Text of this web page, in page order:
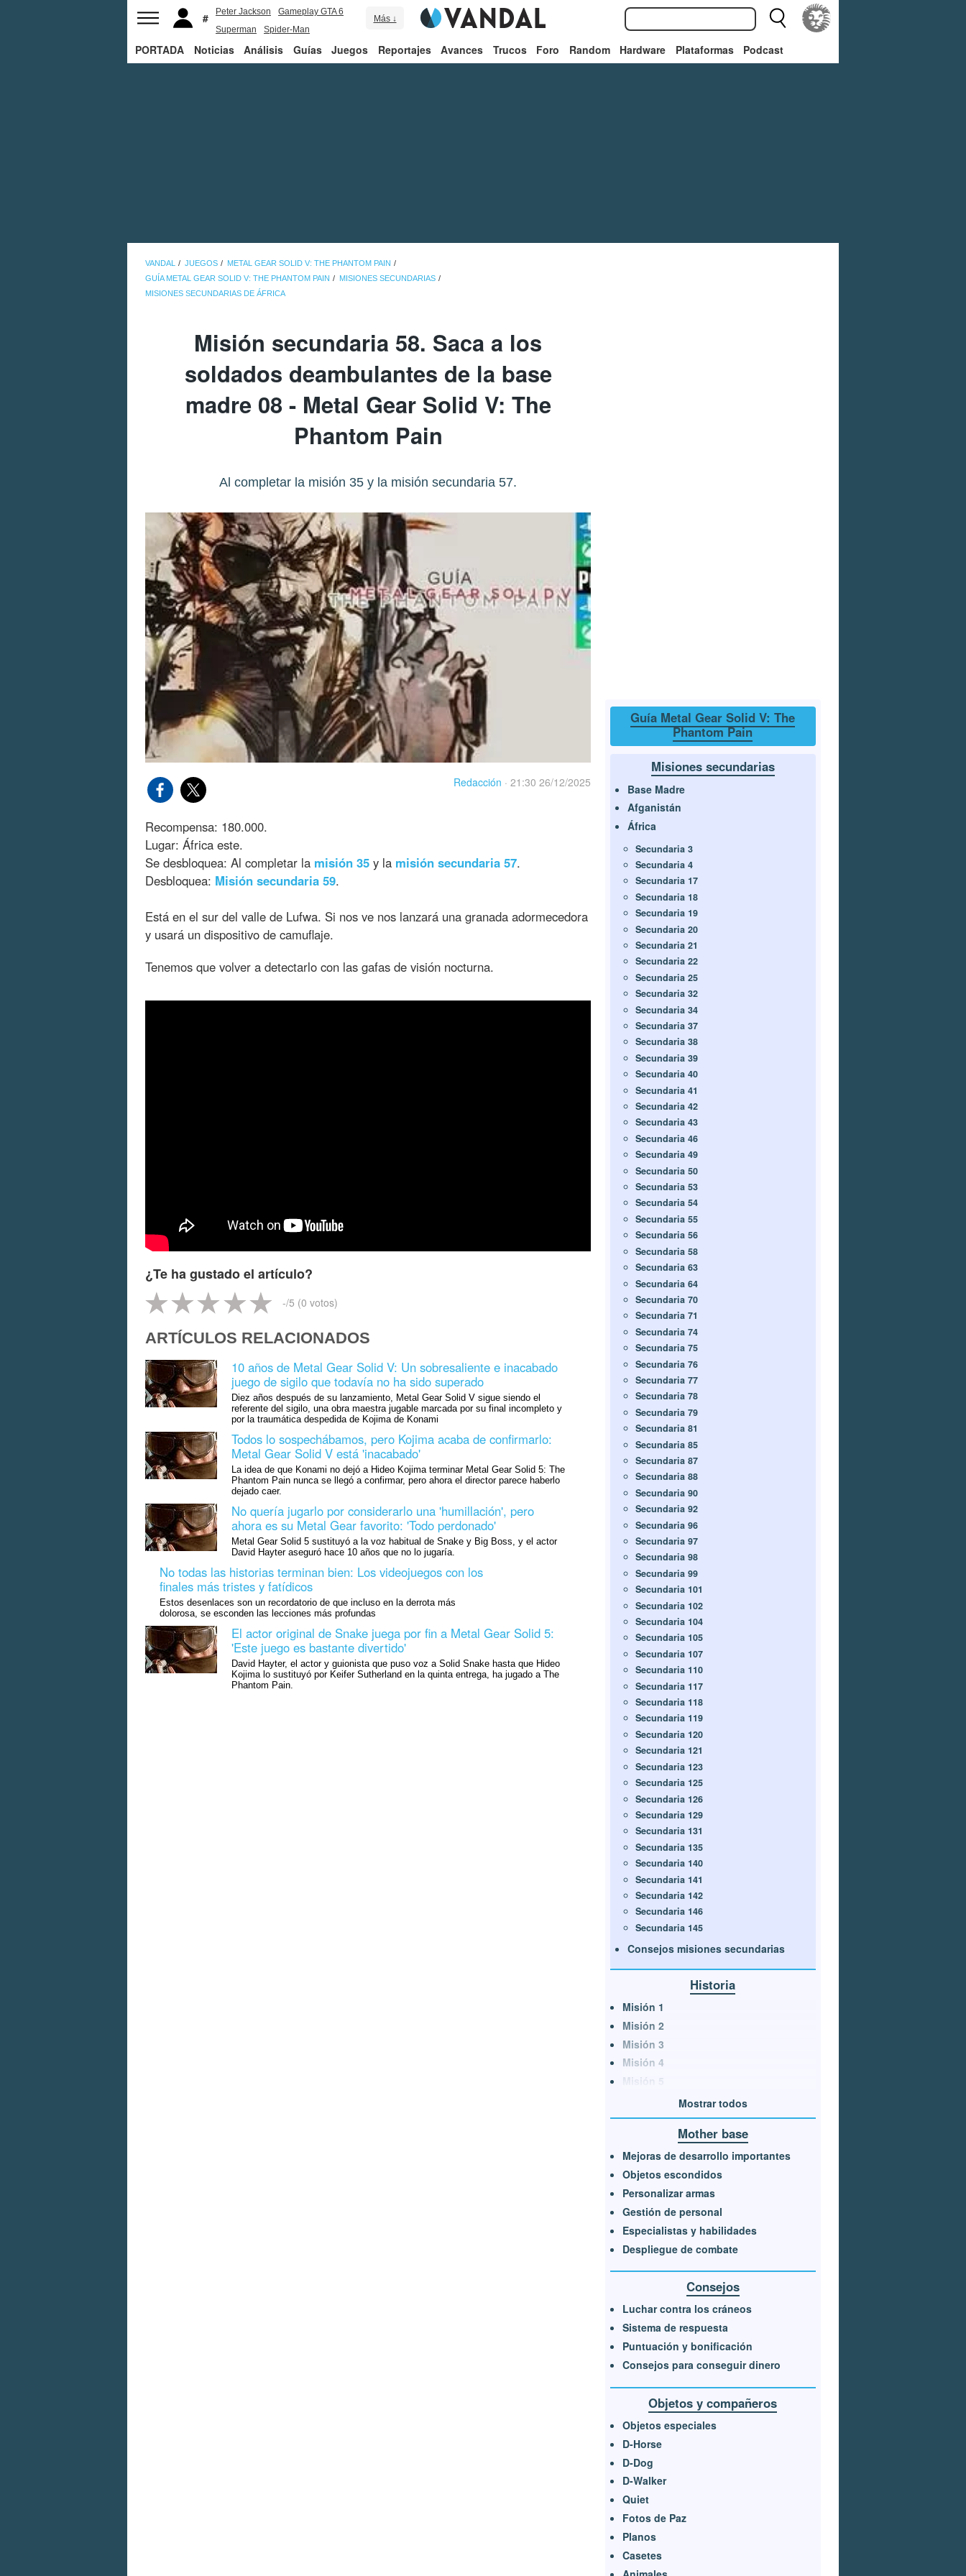
Peter Jackson
Gameplay GTA 6
Superman
Spider-Man
Más ↓
PORTADA Noticias Análisis Guías Juegos Reportajes Avances Trucos Foro Random Hardware Plataformas Podcast
VANDAL JUEGOS
METAL GEAR SOLID V: THE PHANTOM PAIN
GUÍA METAL GEAR SOLID V: THE PHANTOM PAIN
MISIONES SECUNDARIAS
MISIONES SECUNDARIAS DE ÁFRICA
Misión secundaria 58. Saca a los
soldados deambulantes de la base
madre 08 - Metal Gear Solid V: The
Phantom Pain
Al completar la misión 35 y la misión secundaria 57.
Redacción · 21:30 26/12/2025
Recompensa: 180.000.
Lugar: África este.
Se desbloquea: Al completar la misión 35 y la misión secundaria 57.
Desbloquea: Misión secundaria 59.
Está en el sur del valle de Lufwa. Si nos ve nos lanzará una granada adormecedora
y usará un dispositivo de camuflaje.
Tenemos que volver a detectarlo con las gafas de visión nocturna.
¿Te ha gustado el artículo?
-/5 (0 votos)
ARTÍCULOS RELACIONADOS
10 años de Metal Gear Solid V: Un sobresaliente e inacabado
juego de sigilo que todavía no ha sido superado
Diez años después de su lanzamiento, Metal Gear Solid V sigue siendo el
referente del sigilo, una obra maestra jugable marcada por su final incompleto y
por la traumática despedida de Kojima de Konami
Todos lo sospechábamos, pero Kojima acaba de confirmarlo:
Metal Gear Solid V está 'inacabado'
La idea de que Konami no dejó a Hideo Kojima terminar Metal Gear Solid 5: The
Phantom Pain nunca se llegó a confirmar, pero ahora el director parece haberlo
dejado caer.
No quería jugarlo por considerarlo una 'humillación', pero
ahora es su Metal Gear favorito: 'Todo perdonado'
Metal Gear Solid 5 sustituyó a la voz habitual de Snake y Big Boss, y el actor
David Hayter aseguró hace 10 años que no lo jugaría.
No todas las historias terminan bien: Los videojuegos con los
finales más tristes y fatídicos
Estos desenlaces son un recordatorio de que incluso en la derrota más
dolorosa, se esconden las lecciones más profundas
El actor original de Snake juega por fin a Metal Gear Solid 5:
'Este juego es bastante divertido'
David Hayter, el actor y guionista que puso voz a Solid Snake hasta que Hideo
Kojima lo sustituyó por Keifer Sutherland en la quinta entrega, ha jugado a The
Phantom Pain.
Guía Metal Gear Solid V: The
Phantom Pain
Misiones secundarias
Base Madre
Afganistán
África
Secundaria 3
Secundaria 4
Secundaria 17
Secundaria 18
Secundaria 19
Secundaria 20
Secundaria 21
Secundaria 22
Secundaria 25
Secundaria 32
Secundaria 34
Secundaria 37
Secundaria 38
Secundaria 39
Secundaria 40
Secundaria 41
Secundaria 42
Secundaria 43
Secundaria 46
Secundaria 49
Secundaria 50
Secundaria 53
Secundaria 54
Secundaria 55
Secundaria 56
Secundaria 58
Secundaria 63
Secundaria 64
Secundaria 70
Secundaria 71
Secundaria 74
Secundaria 75
Secundaria 76
Secundaria 77
Secundaria 78
Secundaria 79
Secundaria 81
Secundaria 85
Secundaria 87
Secundaria 88
Secundaria 90
Secundaria 92
Secundaria 96
Secundaria 97
Secundaria 98
Secundaria 99
Secundaria 101
Secundaria 102
Secundaria 104
Secundaria 105
Secundaria 107
Secundaria 110
Secundaria 117
Secundaria 118
Secundaria 119
Secundaria 120
Secundaria 121
Secundaria 123
Secundaria 125
Secundaria 126
Secundaria 129
Secundaria 131
Secundaria 135
Secundaria 140
Secundaria 141
Secundaria 142
Secundaria 146
Secundaria 145
Consejos misiones secundarias
Historia
Misión 1
Misión 2
Misión 3
Misión 4
Misión 5
Mostrar todos
Mother base
Mejoras de desarrollo importantes
Objetos escondidos
Personalizar armas
Gestión de personal
Especialistas y habilidades
Despliegue de combate
Consejos
Luchar contra los cráneos
Sistema de respuesta
Puntuación y bonificación
Consejos para conseguir dinero
Objetos y compañeros
Objetos especiales
D-Horse
D-Dog
D-Walker
Quiet
Fotos de Paz
Planos
Casetes